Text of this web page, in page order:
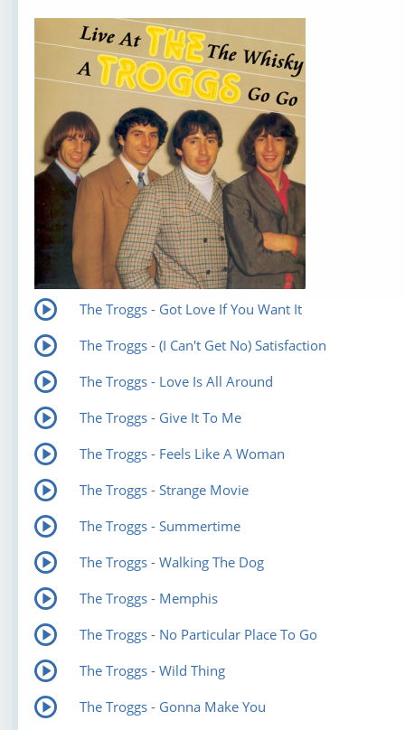
The Troggs - Got Love If You Want It
The Troggs - (I Can't Get No) Satisfaction
The Troggs - Love Is All Around
The Troggs - Give It To Me
The Troggs - Feels Like A Woman
The Troggs - Strange Movie
The Troggs - Summertime
The Troggs - Walking The Dog
The Troggs - Memphis
The Troggs - No Particular Place To Go
The Troggs - Wild Thing
The Troggs - Gonna Make You